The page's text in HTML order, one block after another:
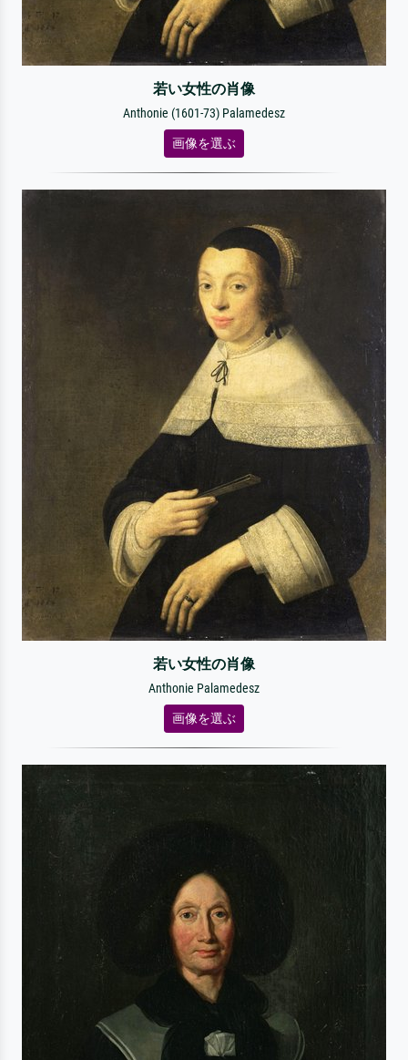
若い女性の肖像
Anthonie (1601-73) Palamedesz
画像を選ぶ
若い女性の肖像
Anthonie Palamedesz
画像を選ぶ